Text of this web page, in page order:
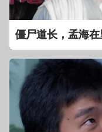
僵尸道长，孟海